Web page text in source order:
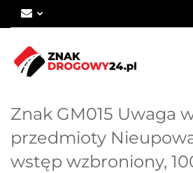
Znak GM015 Uwaga
przedmioty
wstęp wzbroniony,